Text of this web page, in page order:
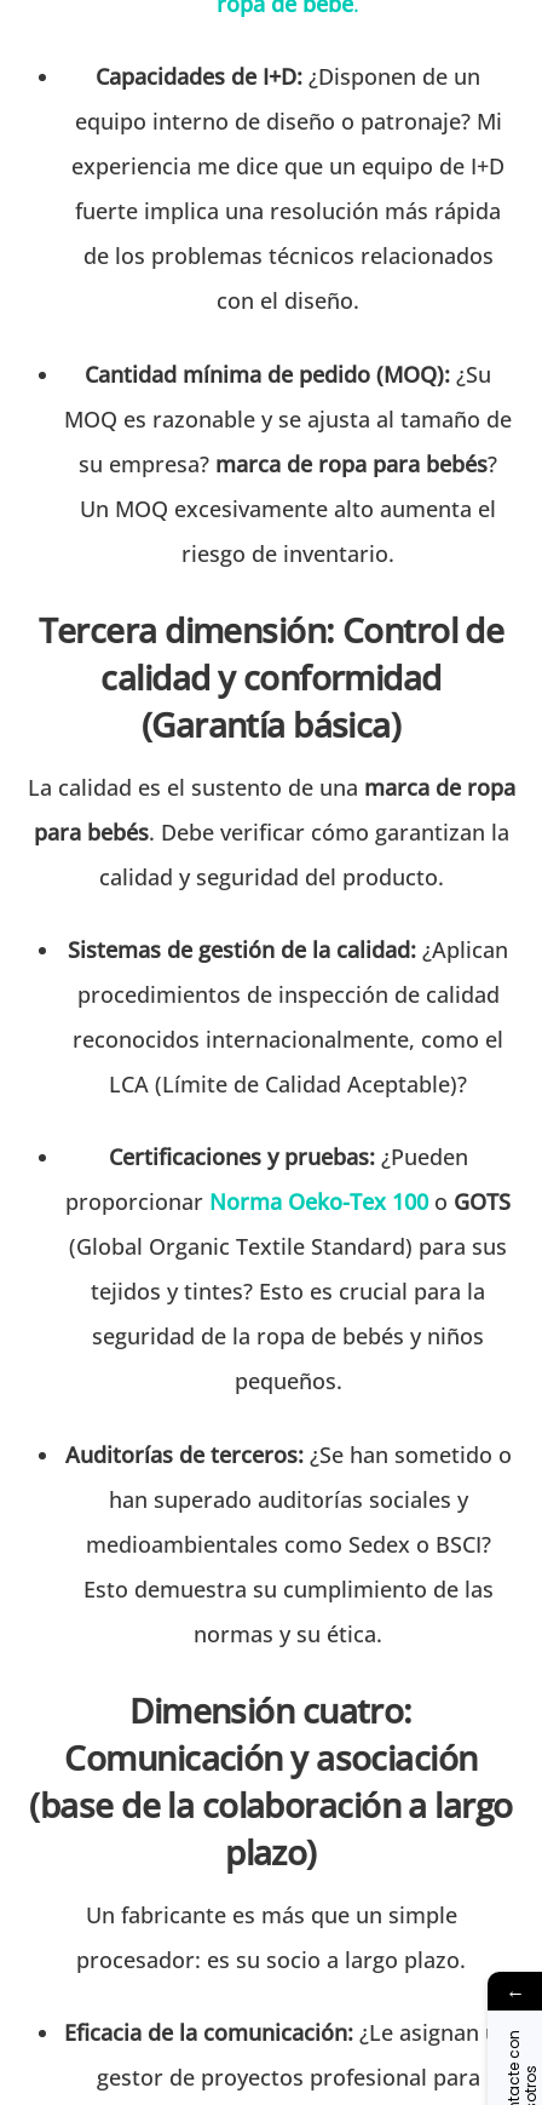
Capacidades de I+D: ¿Disponen de un
equipo interno de diseño o patronaje? Mi
experiencia me dice que un equipo de I+D
fuerte implica una resolución más rápida
de los problemas técnicos relacionados
con el diseño.
Cantidad mínima de pedido (MOQ): ¿Su
MOQ es razonable y se ajusta al tamaño de
su empresa? marca de ropa para bebés?
Un MOQ excesivamente alto aumenta el
riesgo de inventario.
Tercera dimensión: Control de
calidad y conformidad
(Garantía básica)
La calidad es el sustento de una marca de ropa
para bebés. Debe verificar cómo garantizan la
calidad y seguridad del producto.
Sistemas de gestión de la calidad: ¿Aplican
procedimientos de inspección de calidad
reconocidos internacionalmente, como el
LCA (Límite de Calidad Aceptable)?
Certificaciones y pruebas:¿Pueden
proporcionar Norma Oeko-Tex 100o GOTS
(Global Organic Textile Standard) para sus
tejidos y tintes? Esto es crucial para la
seguridad de la ropa de bebés y niños
pequeños.
Auditorías de terceros:¿Se han sometido o
han superado auditorías sociales y
medioambientales como Sedex o BSCI?
Esto demuestra su cumplimiento de las
normas y su ética.
Dimensión cuatro:
Comunicación y asociación
(base de la colaboración a largo
plazo)
Un fabricante es más que un simple
procesador: es su socio a largo plazo.
Eficacia de la comunicación: ¿Le asignan un
gestor de proyectos profesional para
←
C
o
n
t
a
c
t
c
o
n
n
o
s
o
t
r
o